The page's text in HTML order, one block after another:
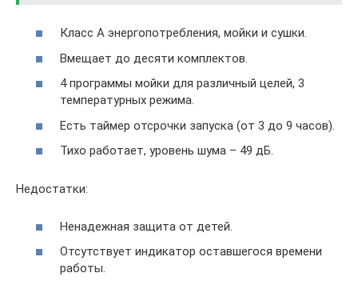
Класс А энергопотребления, мойки и сушки.
Вмещает до десяти комплектов.
4 программы мойки для различный целей, 3
температурных режима.
Есть таймер отсрочки запуска (от 3 до 9 часов).
Тихо работает, уровень шума – 49 дБ.
Недостатки:
Ненадежная защита от детей.
Отсутствует индикатор оставшегося времени
работы.